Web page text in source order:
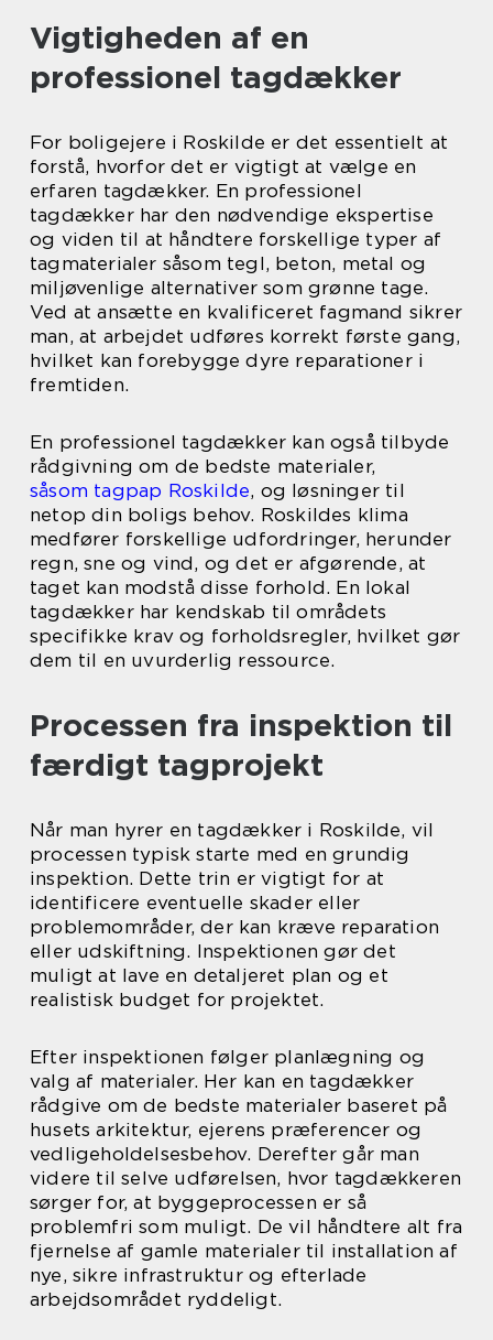
Vigtigheden af en
professionel tagdækker
For boligejere i Roskilde er det essentielt at
forstå, hvorfor det er vigtigt at vælge en
erfaren tagdækker. En professionel
tagdækker har den nødvendige ekspertise
og viden til at håndtere forskellige typer af
tagmaterialer såsom tegl, beton, metal og
miljøvenlige alternativer som grønne tage.
Ved at ansætte en kvalificeret fagmand sikrer
man, at arbejdet udføres korrekt første gang,
hvilket kan forebygge dyre reparationer i
fremtiden.
En professionel tagdækker kan også tilbyde
rådgivning om de bedste materialer,
såsom tagpap Roskilde, og løsninger til
netop din boligs behov. Roskildes klima
medfører forskellige udfordringer, herunder
regn, sne og vind, og det er afgørende, at
taget kan modstå disse forhold. En lokal
tagdækker har kendskab til områdets
specifikke krav og forholdsregler, hvilket gør
dem til en uvurderlig ressource.
Processen fra inspektion til
færdigt tagprojekt
Når man hyrer en tagdækker i Roskilde, vil
processen typisk starte med en grundig
inspektion. Dette trin er vigtigt for at
identificere eventuelle skader eller
problemområder, der kan kræve reparation
eller udskiftning. Inspektionen gør det
muligt at lave en detaljeret plan og et
realistisk budget for projektet.
Efter inspektionen følger planlægning og
valg af materialer. Her kan en tagdækker
rådgive om de bedste materialer baseret på
husets arkitektur, ejerens præferencer og
vedligeholdelsesbehov. Derefter går man
videre til selve udførelsen, hvor tagdækkeren
sørger for, at byggeprocessen er så
problemfri som muligt. De vil håndtere alt fra
fjernelse af gamle materialer til installation af
nye, sikre infrastruktur og efterlade
arbejdsområdet ryddeligt.